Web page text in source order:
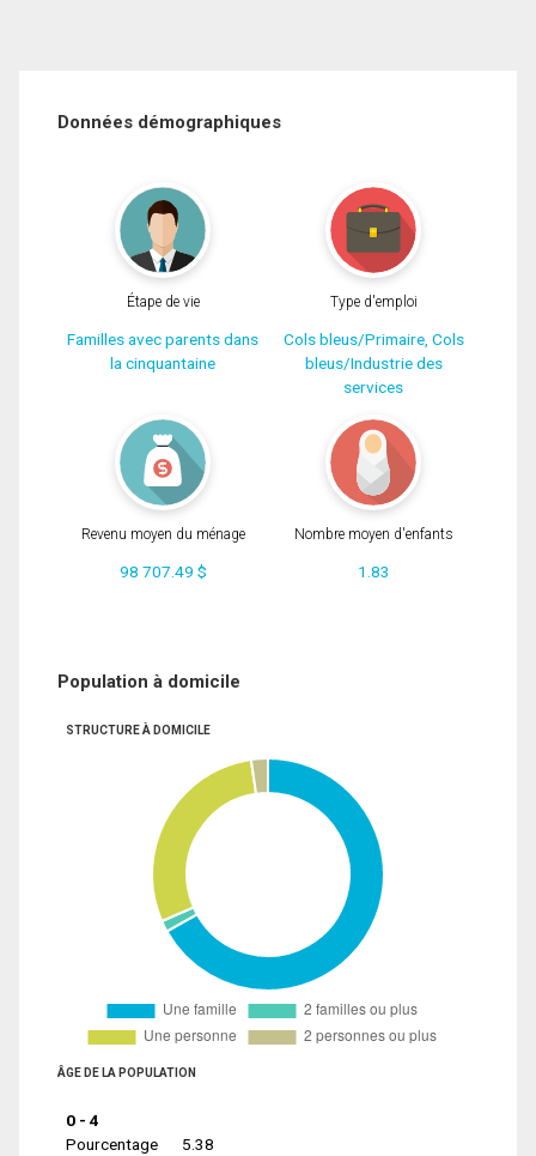
Données démographiques
Étape de vie
Familles avec parents dans
la cinquantaine
Type d'emploi
Cols bleus/Primaire, Cols
bleus/Industrie des
services
Revenu moyen du ménage
98 707.49 $
Nombre moyen d'enfants
1.83
Population à domicile
STRUCTURE À DOMICILE
ÂGE DE LA POPULATION
0 - 4
Pourcentage
5.38